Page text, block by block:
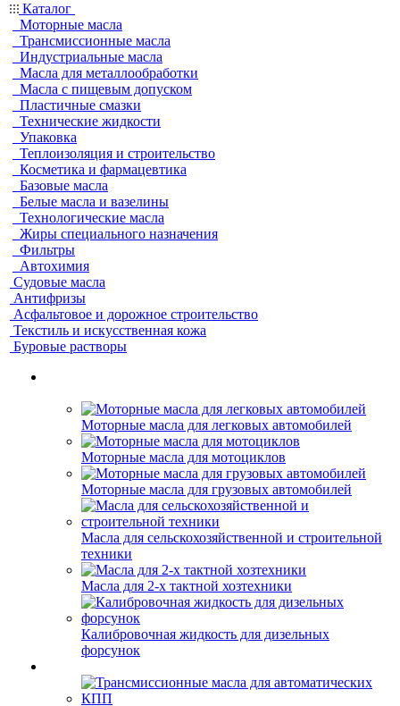
Каталог
Моторные масла
Трансмиссионные масла
Индустриальные масла
Масла для металлообработки
Масла с пищевым допуском
Пластичные смазки
Технические жидкости
Упаковка
Теплоизоляция и строительство
Косметика и фармацевтика
Базовые масла
Белые масла и вазелины
Технологические масла
Жиры специального назначения
Фильтры
Автохимия
Судовые масла
Антифризы
Асфальтовое и дорожное строительство
Текстиль и искусственная кожа
Буровые растворы
Моторные масла для легковых автомобилей
Моторные масла для мотоциклов
Моторные масла для грузовых автомобилей
Масла для сельскохозяйственной и строительной
техники
Масла для 2-х тактной хозтехники
Калибровочная жидкость для дизельных
форсунок